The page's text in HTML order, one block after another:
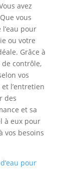
avez
vous
pour
ou votre
Grâce à
contrôle,
vos
l’entretien
des
et sa
à eux pour
vos besoins
pour